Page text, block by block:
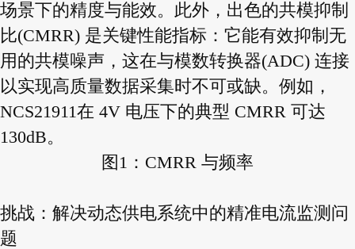
场景下的精度与能效。此外，出色的共模抑制
比(CMRR) 是关键性能指标：它能有效抑制无
用的共模噪声，这在与模数转换器(ADC) 连接
以实现高质量数据采集时不可或缺。例如，
NCS21911在 4V 电压下的典型 CMRR 可达
130dB。
图1：CMRR 与频率
挑战：解决动态供电系统中的精准电流监测问
题